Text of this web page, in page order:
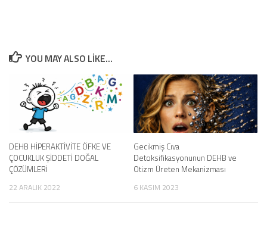
YOU MAY ALSO LIKE...
DEHB HİPERAKTİVİTE ÖFKE VE
ÇOCUKLUK ŞİDDETİ DOĞAL
ÇÖZÜMLERİ
22 ARALIK 2022
Gecikmiş Cıva
Detoksifikasyonunun DEHB ve
Otizm Üreten Mekanizması
6 KASIM 2023